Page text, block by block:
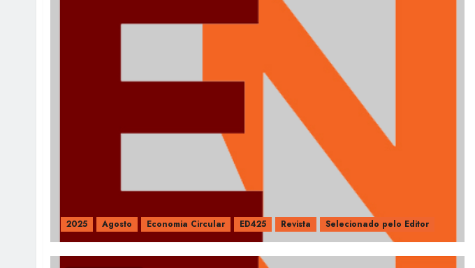
2025 Agosto Economia Circular ED425 Revista Selecionado pelo Editor